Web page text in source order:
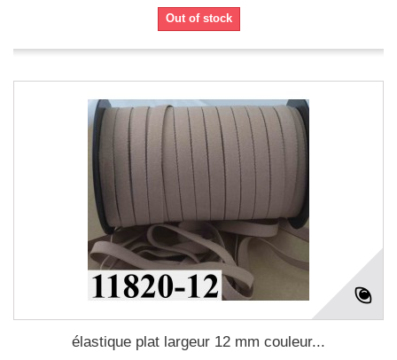
Out of stock
élastique plat largeur 12 mm couleur...